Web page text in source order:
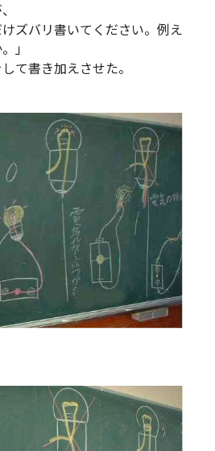
けズバリ書いてください。例え
」
て書き加えさせた。